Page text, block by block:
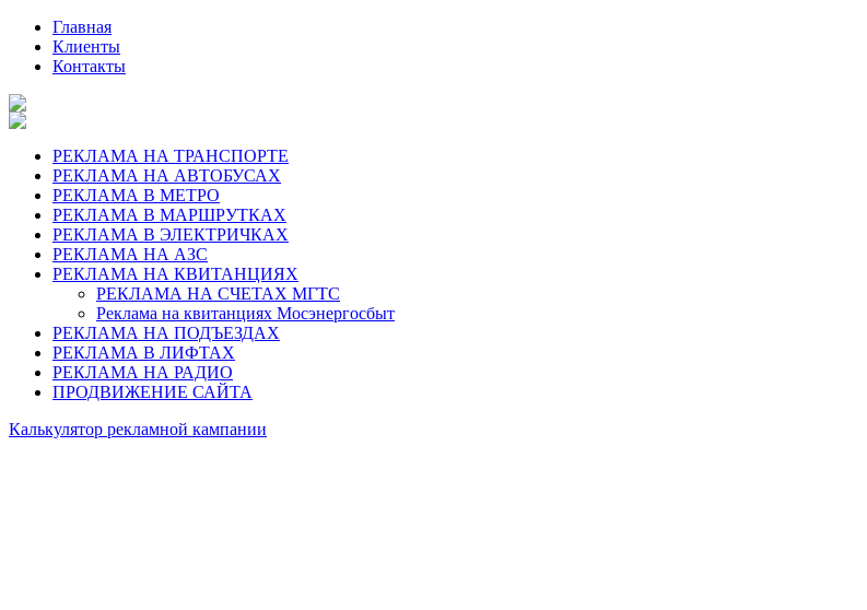
Главная
Клиенты
Контакты
РЕКЛАМА НА ТРАНСПОРТЕ
РЕКЛАМА НА АВТОБУСАХ
РЕКЛАМА В МЕТРО
РЕКЛАМА В МАРШРУТКАХ
РЕКЛАМА В ЭЛЕКТРИЧКАХ
РЕКЛАМА НА АЗС
РЕКЛАМА НА КВИТАНЦИЯХ
РЕКЛАМА НА СЧЕТАХ МГТС
Реклама на квитанциях Мосэнергосбыт
РЕКЛАМА НА ПОДЪЕЗДАХ
РЕКЛАМА В ЛИФТАХ
РЕКЛАМА НА РАДИО
ПРОДВИЖЕНИЕ САЙТА
Калькулятор рекламной кампании